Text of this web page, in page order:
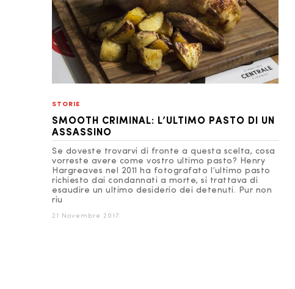
STORIE
SMOOTH CRIMINAL: L’ULTIMO PASTO DI UN
ASSASSINO
Se doveste trovarvi di fronte a questa scelta, cosa
vorreste avere come vostro ultimo pasto? Henry
Hargreaves nel 2011 ha fotografato l’ultimo pasto
richiesto dai condannati a morte, si trattava di
esaudire un ultimo desiderio dei detenuti. Pur non
riu
21 Novembre 2017